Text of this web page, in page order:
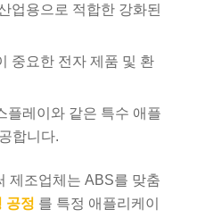
업용으로 적합한 강화된
중요한 전자 제품 및 환
플레이와 같은 특수 애플
합니다.
제조업체는 ABS를 맞춤
공정 를 특정 애플리케이